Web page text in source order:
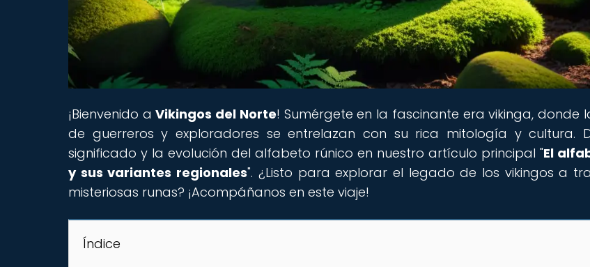
¡Bienvenido aVikingos del Norte! Sumérgete en la fascinante era vikinga, donde
de guerreros y exploradores se entrelazan con su rica mitología y cultura.
significado y la evolución del alfabeto rúnico en nuestro artículo principal "El
y sus variantes regionales". ¿Listo para explorar el legado de los vikingos a
misteriosas runas? ¡Acompáñanos en este viaje!
Índice